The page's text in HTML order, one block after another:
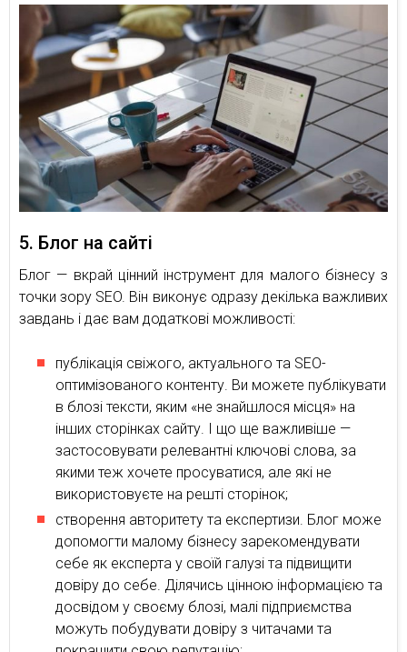
5. Блог на сайті
Блог — вкрай цінний інструмент для малого бізнесу з
точки зору SEO. Він виконує одразу декілька важливих
завдань і дає вам додаткові можливості:
публікація свіжого, актуального та SEO-
оптимізованого контенту. Ви можете публікувати
в блозі тексти, яким «не знайшлося місця» на
інших сторінках сайту. І що ще важливіше —
застосовувати релевантні ключові слова, за
якими теж хочете просуватися, але які не
використовуєте на решті сторінок;
створення авторитету та експертизи. Блог може
допомогти малому бізнесу зарекомендувати
себе як експерта у своїй галузі та підвищити
довіру до себе. Ділячись цінною інформацією та
досвідом у своєму блозі, малі підприємства
можуть побудувати довіру з читачами та